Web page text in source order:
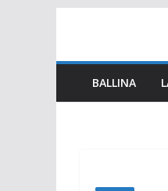
content
BALLINA